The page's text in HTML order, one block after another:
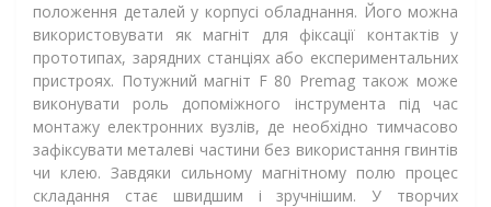
положення деталей у корпусі обладнання. Його можна
використовувати як магніт для фіксації контактів у
прототипах, зарядних станціях або експериментальних
пристроях. Потужний магніт F 80 Premag також може
виконувати роль допоміжного інструмента під час
монтажу електронних вузлів, де необхідно тимчасово
зафіксувати металеві частини без використання гвинтів
чи клею. Завдяки сильному магнітному полю процес
складання стає швидшим і зручнішим. У творчих